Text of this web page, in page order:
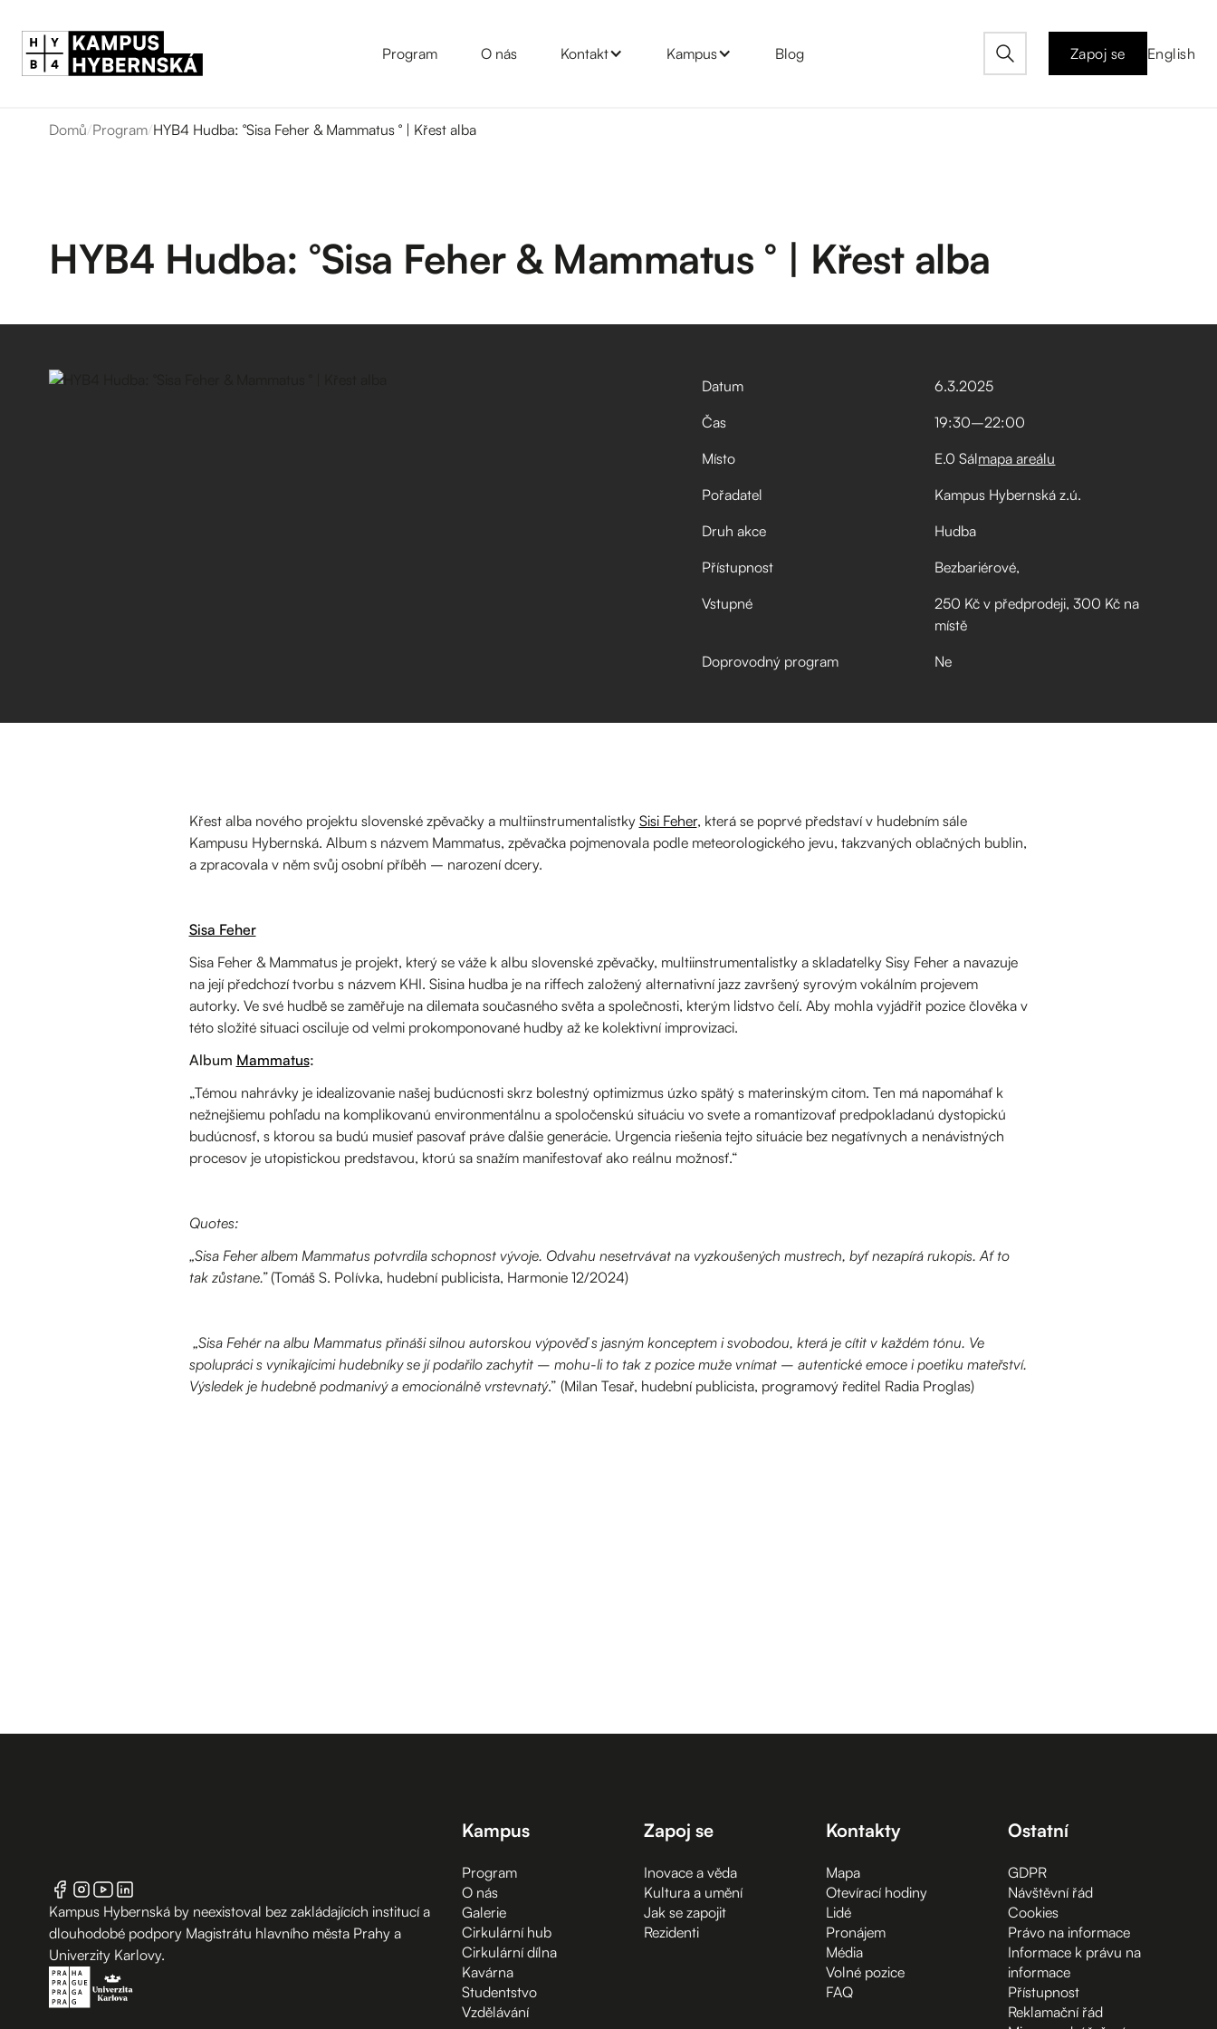
Program O nás Kontakt Kampus Blog Zapoj se English
Domů/Program/HYB4 Hudba: °Sisa Feher & Mammatus ° | Křest alba
HYB4 Hudba: °Sisa Feher & Mammatus ° | Křest alba
Datum 6.3.2025
Čas
19:30–⁠22:00
Místo
E.0 Sálmapa areálu
Pořadatel
Kampus Hybernská z.ú.
Druh akce
Hudba
Přístupnost
Bezbariérové
Vstupné
250 Kč v předprodeji, 300 Kč na
místě
Doprovodný program
Ne
Křest alba nového projektu slovenské zpěvačky a multiinstrumentalistky Sisi Feher, která se poprvé představí v hudebním sále
Kampusu Hybernská. Album s názvem Mammatus, zpěvačka pojmenovala podle meteorologického jevu, takzvaných oblačných bublin,
a zpracovala v něm svůj osobní příběh – narození dcery.
Sisa Feher
Sisa Feher & Mammatus je projekt, který se váže k albu slovenské zpěvačky, multiinstrumentalistky a skladatelky Sisy Feher a navazuje
na její předchozí tvorbu s názvem KHI. Sisina hudba je na riffech založený alternativní jazz završený syrovým vokálním projevem
autorky. Ve své hudbě se zaměřuje na dilemata současného světa a společnosti, kterým lidstvo čelí. Aby mohla vyjádřit pozice člověka v
této složité situaci osciluje od velmi prokomponované hudby až ke kolektivní improvizaci.
Album Mammatus:
„Témou nahrávky je idealizovanie našej budúcnosti skrz bolestný optimizmus úzko spätý s materinským citom. Ten má napomáhať k
nežnejšiemu pohľadu na komplikovanú environmentálnu a spoločenskú situáciu vo svete a romantizovať predpokladanú dystopickú
budúcnosť, s ktorou sa budú musieť pasovať práve ďalšie generácie. Urgencia riešenia tejto situácie bez negatívnych a nenávistných
procesov je utopistickou predstavou, ktorú sa snažím manifestovať ako reálnu možnosť.“
Quotes:
„Sisa Feher albem Mammatus potvrdila schopnost vývoje. Odvahu nesetrvávat na vyzkoušených mustrech, byť nezapírá rukopis. Ať to
tak zůstane.”(Tomáš S. Polívka, hudební publicista, Harmonie 12/2024)
„Sisa Fehér na albu Mammatus přináši silnou autorskou výpověď s jasným konceptem i svobodou, která je cítit v každém tónu. Ve
spolupráci s vynikajícimi hudebníky se jí podařilo zachytit – mohu-li to tak z pozice muže vnímat – autentické emoce i poetiku mateřství.
Výsledek je hudebně podmanivý a emocionálně vrstevnatý.” (Milan Tesař, hudební publicista, programový ředitel Radia Proglas)
Kampus Hybernská by neexistoval bez zakládajících institucí a
dlouhodobé podpory Magistrátu hlavního města Prahy a
Univerzity Karlovy.
Kampus
Program
O nás
Galerie
Cirkulární hub
Cirkulární dílna
Kavárna
Studentstvo
Vzdělávání
Zapoj se
Inovace a věda
Kultura a umění
Jak se zapojit
Rezidenti
Kontakty
Mapa
Otevírací hodiny
Lidé
Pronájem
Média
Volné pozice
FAQ
Ostatní
GDPR
Návštěvní řád
Cookies
Právo na informace
Informace k právu na
informace
Přístupnost
Reklamační řád